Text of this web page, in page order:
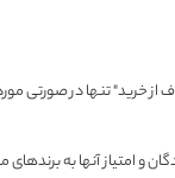
از خرید" تنها در صورتی
و امتیاز آنها به